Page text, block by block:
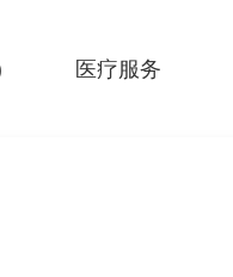
医疗服务